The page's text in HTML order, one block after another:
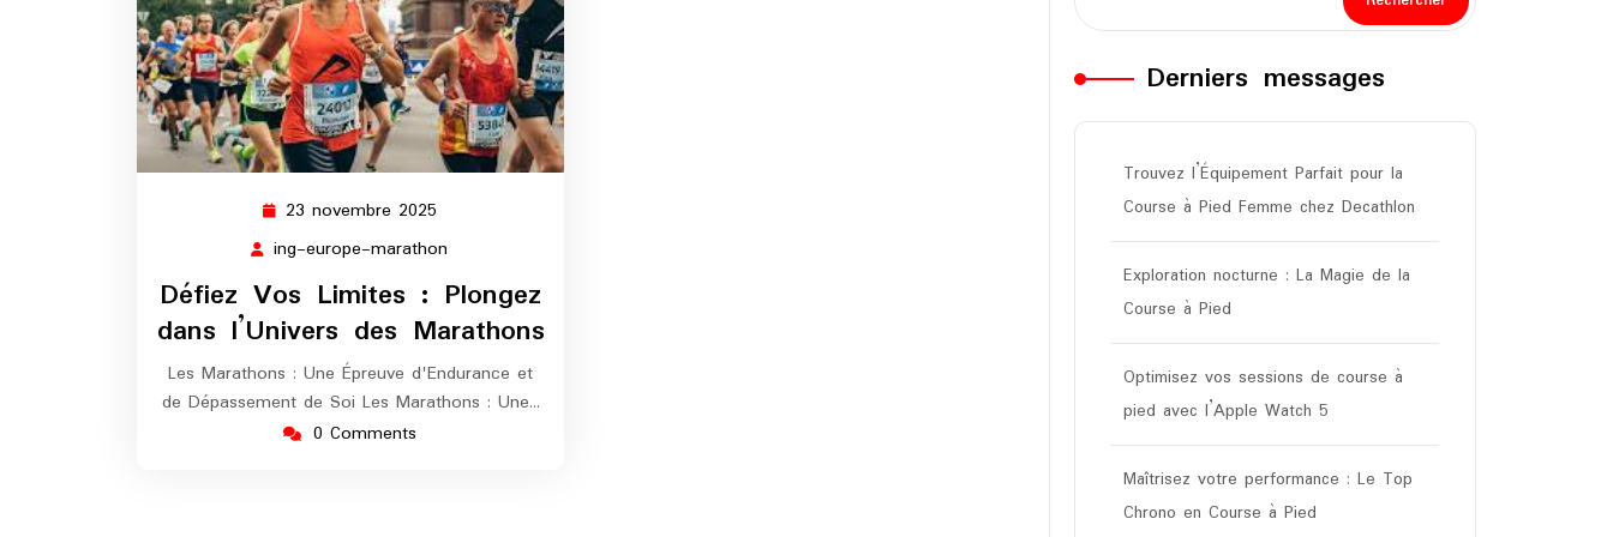
23 novembre 2025
novembre
ing-europe-marathon
europe-
marathon
Défiez Vos Limites : Plongez
dans l’Univers des Marathons
Les Marathons : Une Épreuve d'Endurance et
de Dépassement de Soi Les Marathons : Une…
0 Comments
Derniers messages
Trouvez l’Équipement Parfait pour la
Course à Pied Femme chez Decathlon
Exploration nocturne : La Magie de la
Course à Pied
Optimisez vos sessions de course à
pied avec l’Apple Watch 5
Maîtrisez votre performance : Le Top
Chrono en Course à Pied